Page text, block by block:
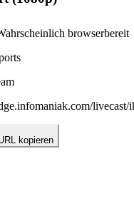
browserbereit
kopieren